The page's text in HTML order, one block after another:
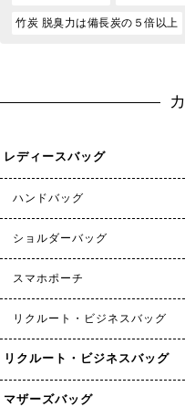
竹炭 脱臭力は備長炭の５倍以上
レディースバッグ
ハンドバッグ
ショルダーバッグ
スマホポーチ
リクルート・ビジネスバッグ
リクルート・ビジネスバッグ
マザーズバッグ